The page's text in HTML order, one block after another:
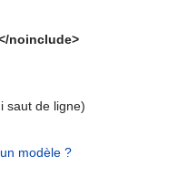
noinclude>
saut de ligne)
modèle ?